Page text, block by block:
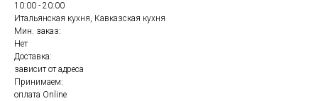
10:00 - 20:00
Итальянская кухня, Кавказская кухня
Мин. заказ:
Нет
Доставка:
зависит от адреса
Принимаем:
оплата Online